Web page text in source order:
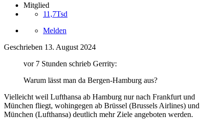
Mitglied
11,7Tsd
Melden
Geschrieben 13. August 2024
vor 7 Stunden schrieb Gerrity:
Warum lässt man da Bergen-Hamburg aus?
Vielleicht weil Lufthansa ab Hamburg nur nach Frankfurt und
München fliegt, wohingegen ab Brüssel (Brussels Airlines) und
München (Lufthansa) deutlich mehr Ziele angeboten werden.